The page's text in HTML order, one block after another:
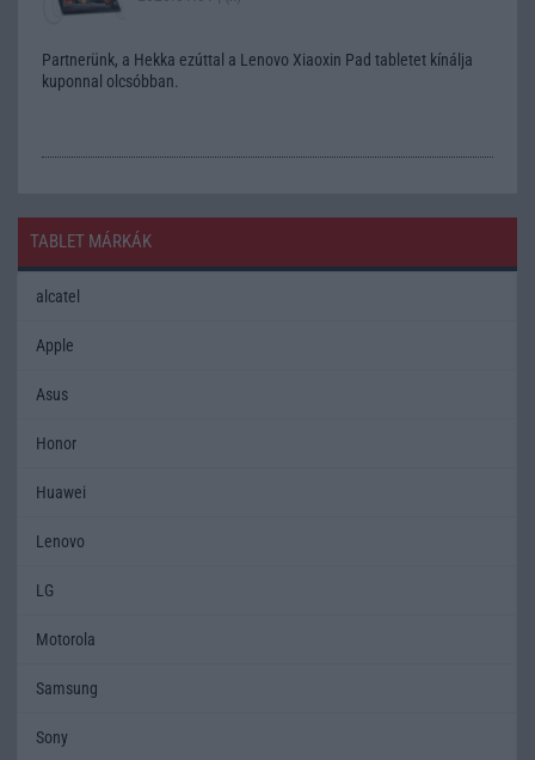
Partnerünk, a Hekka ezúttal a Lenovo Xiaoxin Pad tabletet kínálja
kuponnal olcsóbban.
TABLET MÁRKÁK
alcatel
Apple
Asus
Honor
Huawei
Lenovo
LG
Motorola
Samsung
Sony